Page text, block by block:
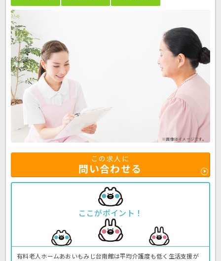
※画像はイメージです。
この求人に
問い合わせる
ここがポイント！
有料老人ホームあおいもみじ台南館は平均介護度も低く生活支援が